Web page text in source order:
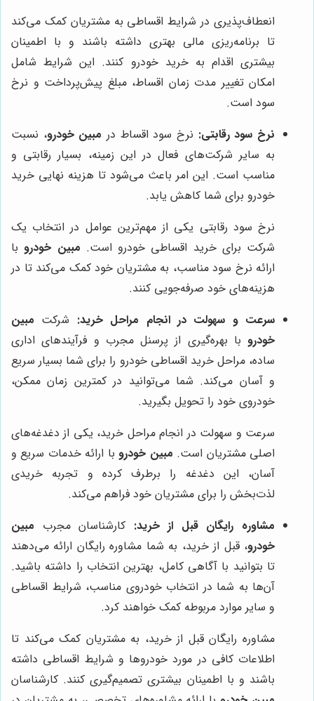
انعطاف‌پذیری در شرایط اقساطی به مشتریان کمک می‌کند
تا برنامه‌ریزی مالی بهتری داشته باشند و با اطمینان
بیشتری اقدام به خرید خودرو کنند. این شرایط شامل
امکان تغییر مدت زمان اقساط، مبلغ پیش‌پرداخت و نرخ
سود است.
نرخ سود رقابتی: نرخ سود اقساط در مبین خودرو، نسبت
به سایر شرکت‌های فعال در این زمینه، بسیار رقابتی و
مناسب است. این امر باعث می‌شود تا هزینه نهایی خرید
خودرو برای شما کاهش یابد.
نرخ سود رقابتی یکی از مهم‌ترین عوامل در انتخاب یک
شرکت برای خرید اقساطی خودرو است. مبین خودرو با
ارائه نرخ سود مناسب، به مشتریان خود کمک می‌کند تا در
هزینه‌های خود صرفه‌جویی کنند.
سرعت و سهولت در انجام مراحل خرید: شرکت مبین
خودرو با بهره‌گیری از پرسنل مجرب و فرآیندهای اداری
ساده، مراحل خرید اقساطی خودرو را برای شما بسیار سریع
و آسان می‌کند. شما می‌توانید در کمترین زمان ممکن،
خودروی خود را تحویل بگیرید.
سرعت و سهولت در انجام مراحل خرید، یکی از دغدغه‌های
اصلی مشتریان است. مبین خودرو با ارائه خدمات سریع و
آسان، این دغدغه را برطرف کرده و تجربه خریدی
لذت‌بخش را برای مشتریان خود فراهم می‌کند.
مشاوره رایگان قبل از خرید: کارشناسان مجرب مبین
خودرو، قبل از خرید، به شما مشاوره رایگان ارائه می‌دهند
تا بتوانید با آگاهی کامل، بهترین انتخاب را داشته باشید.
آن‌ها به شما در انتخاب خودروی مناسب، شرایط اقساطی
و سایر موارد مربوطه کمک خواهند کرد.
مشاوره رایگان قبل از خرید، به مشتریان کمک می‌کند تا
اطلاعات کافی در مورد خودروها و شرایط اقساطی داشته
باشند و با اطمینان بیشتری تصمیم‌گیری کنند. کارشناسان